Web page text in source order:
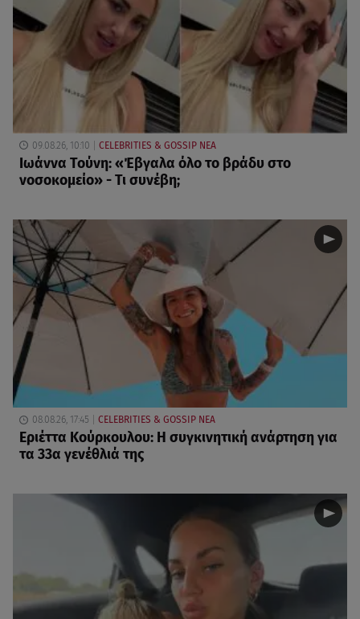
09.08.26, 10:10 CELEBRITIES & GOSSIP ΝΕΑ
Ιωάννα Τούνη: «Έβγαλα όλο το βράδυ στο
νοσοκομείο» - Τι συνέβη;
08.08.26, 17:45 CELEBRITIES & GOSSIP ΝΕΑ
Εριέττα Κούρκουλου: Η συγκινητική ανάρτηση για
τα 33α γενέθλιά της